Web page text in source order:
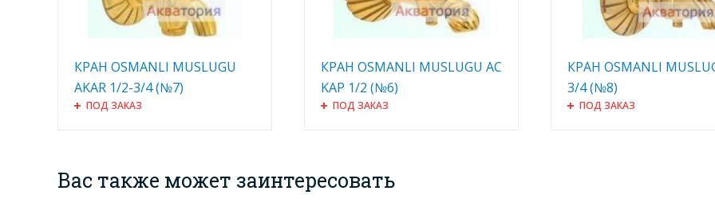
КРАН OSMANLI MUSLUGU
AKAR 1/2-3/4 (№7)
ПОД ЗАКАЗ
КРАН OSMANLI MUSLUGU AC
KAP 1/2 (№6)
ПОД ЗАКАЗ
КРАН OSMANLI
3/4 (№8)
ПОД ЗАКАЗ
Вас также может заинтересовать